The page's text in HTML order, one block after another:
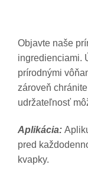
Objavte naše
ingredienciami.
prírodnými
zároveň
udržateľnosť
Aplikácia:
pred
kvapky.